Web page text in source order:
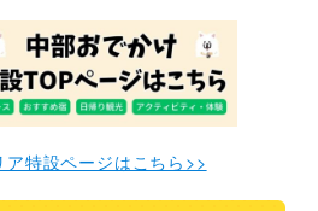
特設ページはこちら>>